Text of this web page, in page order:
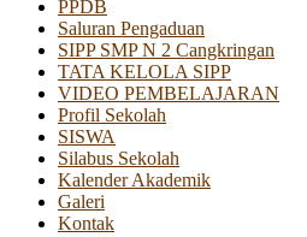
PPDB
Saluran Pengaduan
SIPP SMP N 2 Cangkringan
TATA KELOLA SIPP
VIDEO PEMBELAJARAN
Profil Sekolah
SISWA
Silabus Sekolah
Kalender Akademik
Galeri
Kontak